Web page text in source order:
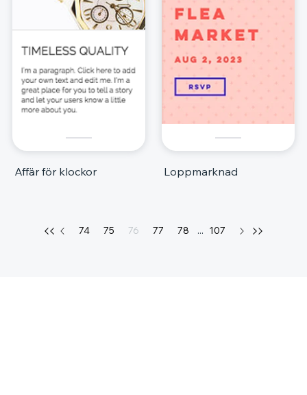
Affär för klockor Loppmarknad
74 75 76 77 78 ... 107